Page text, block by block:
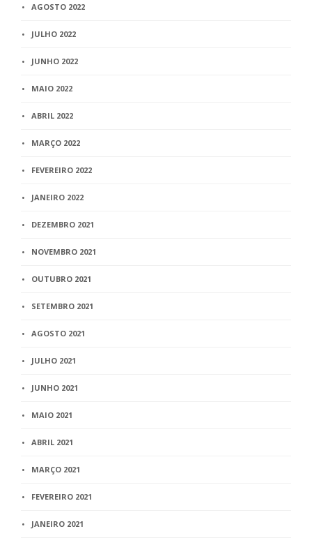
AGOSTO 2022
JULHO 2022
JUNHO 2022
MAIO 2022
ABRIL 2022
MARÇO 2022
FEVEREIRO 2022
JANEIRO 2022
DEZEMBRO 2021
NOVEMBRO 2021
OUTUBRO 2021
SETEMBRO 2021
AGOSTO 2021
JULHO 2021
JUNHO 2021
MAIO 2021
ABRIL 2021
MARÇO 2021
FEVEREIRO 2021
JANEIRO 2021